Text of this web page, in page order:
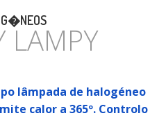
LAMPY
lâmpada de halogéneo
calor a 365º. Controlo